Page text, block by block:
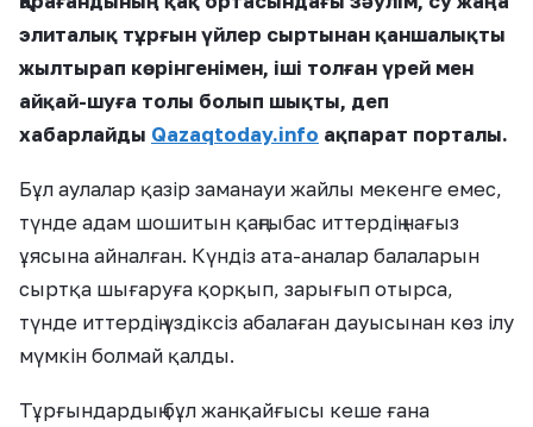
элиталық тұрғын үйлер сыртынан қаншалықты
жылтырап көрінгенімен, іші толған үрей мен
айқай-шуға толы болып шықты, деп
хабарлайды Qazaqtoday.info ақпарат порталы.
Бұл аулалар қазір заманауи жайлы мекенге емес,
түнде адам шошитын қаңғыбас иттердің нағыз
ұясына айналған. Күндіз ата-аналар балаларын
сыртқа шығаруға қорқып, зарығып отырса,
түнде иттердің үздіксіз абалаған дауысынан көз ілу
мүмкін болмай қалды.
Тұрғындардың бұл жанқайғысы кеше ғана